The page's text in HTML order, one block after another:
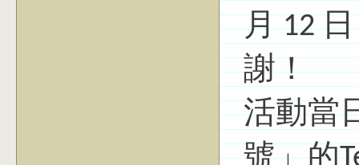
月 12
謝！
活動當
號」的